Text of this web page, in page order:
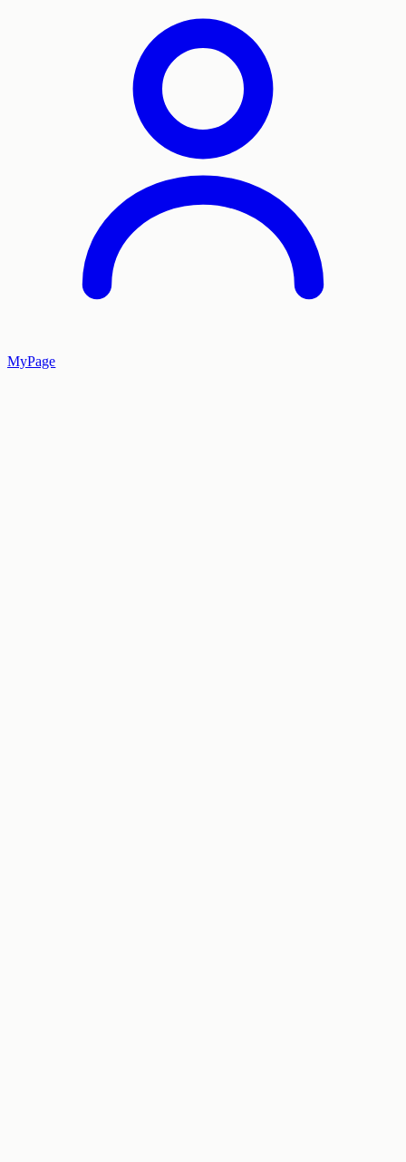
MyPage